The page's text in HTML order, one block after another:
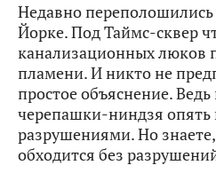
Недавно
Йорке. Под Таймс-сквер
канализационных люков
пламени. И никто не
простое объяснение. Ведь
черепашки-ниндзя опять
разрушениями. Но
обходится без